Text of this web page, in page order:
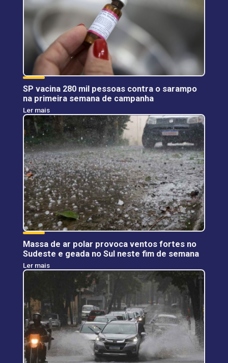
SP vacina 280 mil pessoas contra o sarampo
na primeira semana de campanha
Ler mais
Massa de ar polar provoca ventos fortes no
Sudeste e geada no Sul neste fim de semana
Ler mais